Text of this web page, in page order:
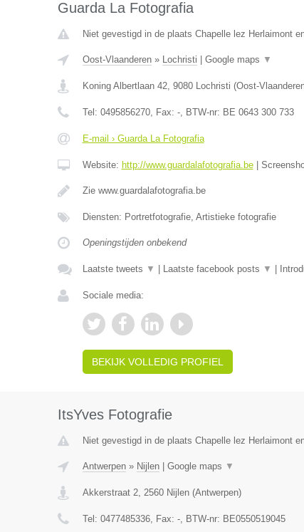
Guarda La Fotografia
Niet gevestigd in de plaats Chapelle lez Herlaimont
Oost-Vlaanderen» Lochristi Google maps ▼
Koning Albertlaan 42, 9080 Lochristi (Oost-
Tel: 0495856270, Fax: -, BTW-nr: BE 0643 300 733
E-mail › Guarda La Fotografia
Website: http://www.guardalafotografia.be|
Zie www.guardalafotografia.be
Diensten: Portretfotografie, Artistieke fotografie
Openingstijden onbekend
Laatste tweets ▼ Laatste facebook posts ▼
Sociale media:
BEKIJK VOLLEDIG PROFIEL
ItsYves Fotografie
Niet gevestigd in de plaats Chapelle lez Herlaimont
Antwerpen» Nijlen| Google maps ▼
Akkerstraat 2, 2560 Nijlen(Antwerpen)
Tel: 0477485336, Fax: -, BTW-nr: BE0550519045